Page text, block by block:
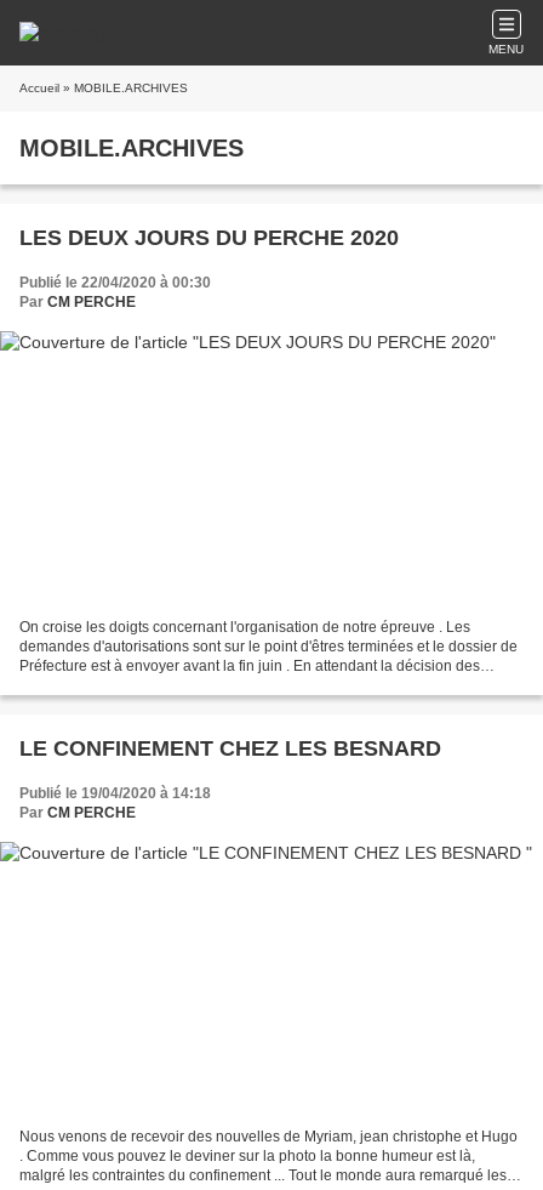
MENU
Accueil » MOBILE.ARCHIVES
MOBILE.ARCHIVES
LES DEUX JOURS DU PERCHE 2020
Publié le 22/04/2020 à 00:30
Par CM PERCHE
On croise les doigts concernant l'organisation de notre épreuve . Les
demandes d'autorisations sont sur le point d'êtres terminées et le dossier de
Préfecture est à envoyer avant la fin juin . En attendant la décision des
LE CONFINEMENT CHEZ LES BESNARD
Publié le 19/04/2020 à 14:18
Par CM PERCHE
Nous venons de recevoir des nouvelles de Myriam, jean christophe et Hugo
. Comme vous pouvez le deviner sur la photo la bonne humeur est là,
malgré les contraintes du confinement ... Tout le monde aura remarqué les